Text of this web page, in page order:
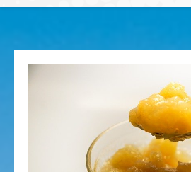
VIE PRATIQUE
SCOLARITÉ
ACTUALITÉS